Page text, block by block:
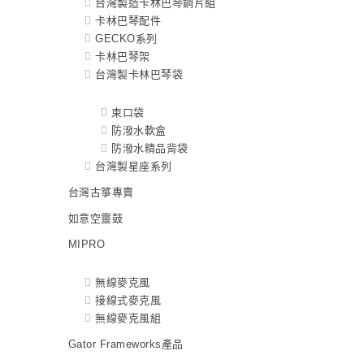
台灣製造卡林巴琴鋼片組
卡林巴琴配件
GECKO系列
卡林巴琴架
台灣製卡林巴琴袋
束口袋
防潑水軟盒
防潑水精品背袋
台灣製星座系列
台灣古箏專賣
如意空靈鼓
MIPRO
無線麥克風
接線式麥克風
無線麥克風組
Gator Frameworks產品